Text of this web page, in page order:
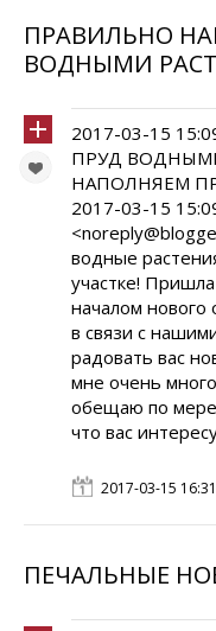
ПРАВИЛЬНО
ВОДНЫМИ
2017-03-15
ПРУД
НАПОЛНЯЕМ
2017-03-15
водные
участке!
началом нового
в связи с
радовать вас
мне очень
обещаю по мере
что вас
2017-03-15
ПЕЧАЛЬНЫЕ